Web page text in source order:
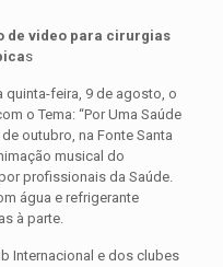
de video para cirurgias
s
quinta-feira, 9 de agosto, o
o Tema: “Por Uma Saúde
outubro, na Fonte Santa
musical do
profissionais da Saúde.
água e refrigerante
à parte.
Internacional e dos clubes